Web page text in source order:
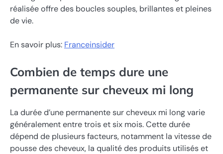
réalisée offre des boucles souples, brillantes et pleines
de vie.
En savoir plus: Franceinsider
Combien de temps dure une
permanente sur cheveux mi long
La durée d’une permanente sur cheveux mi long varie
généralement entre trois et six mois. Cette durée
dépend de plusieurs facteurs, notamment la vitesse de
pousse des cheveux, la qualité des produits utilisés et